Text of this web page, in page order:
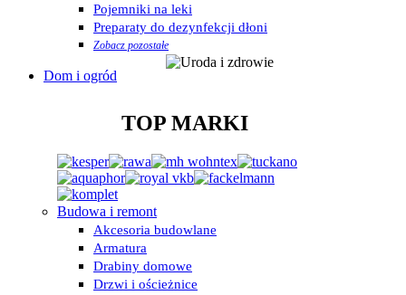
Pojemniki na leki
Preparaty do dezynfekcji dłoni
Zobacz pozostałe
Dom i ogród
TOP MARKI
Budowa i remont
Akcesoria budowlane
Armatura
Drabiny domowe
Drzwi i ościeżnice